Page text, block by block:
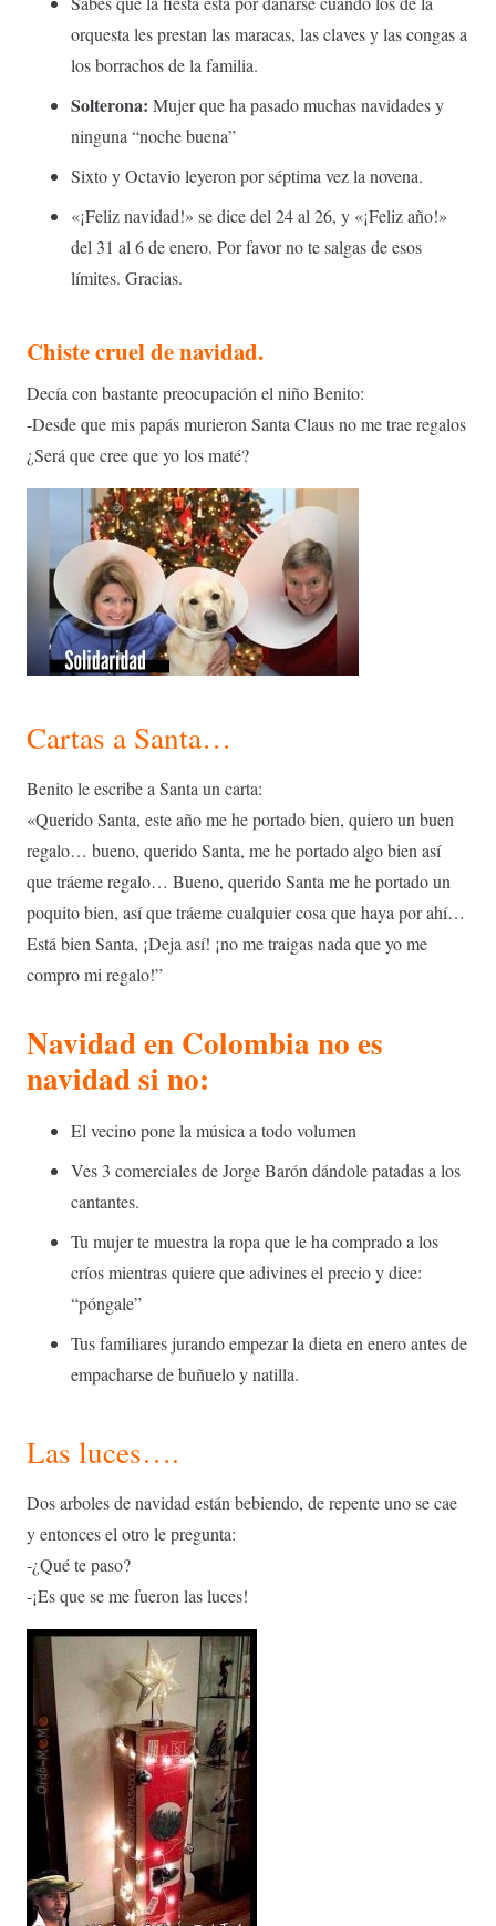
orquesta les prestan las maracas, las claves y las congas a
los borrachos de la familia.
Solterona: Mujer que ha pasado muchas navidades y
ninguna “noche buena”
Sixto y Octavio leyeron por séptima vez la novena.
«¡Feliz navidad!» se dice del 24 al 26, y «¡Feliz año!»
del 31 al 6 de enero. Por favor no te salgas de esos
límites. Gracias.
Chiste cruel de navidad.
Decía con bastante preocupación el niño Benito:
-Desde que mis papás murieron Santa Claus no me trae regalos
¿Será que cree que yo los maté?
Cartas a Santa…
Benito le escribe a Santa un carta:
«Querido Santa, este año me he portado bien, quiero un buen
regalo… bueno, querido Santa, me he portado algo bien así
que tráeme regalo… Bueno, querido Santa me he portado un
poquito bien, así que tráeme cualquier cosa que haya por ahí…
Está bien Santa, ¡Deja así! ¡no me traigas nada que yo me
compro mi regalo!”
Navidad en Colombia no es
navidad si no:
El vecino pone la música a todo volumen
Ves 3 comerciales de Jorge Barón dándole patadas a los
cantantes.
Tu mujer te muestra la ropa que le ha comprado a los
críos mientras quiere que adivines el precio y dice:
“póngale”
Tus familiares jurando empezar la dieta en enero antes de
empacharse de buñuelo y natilla.
Las luces….
Dos arboles de navidad están bebiendo, de repente uno se cae
y entonces el otro le pregunta:
-¿Qué te paso?
-¡Es que se me fueron las luces!